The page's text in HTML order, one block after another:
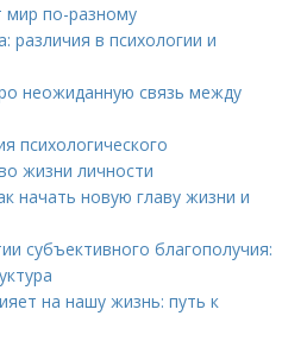
по-разному
в психологии и
неожиданную связь между
психологического
жизни личности
начать новую главу жизни и
субъективного благополучия:
на нашу жизнь: путь к